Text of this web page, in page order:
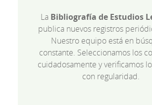
La Bibliografía de Estudios
publica nuevos registros
Nuestro equipo está en
constante. Seleccionamos los
cuidadosamente y verificamos
con regularidad.